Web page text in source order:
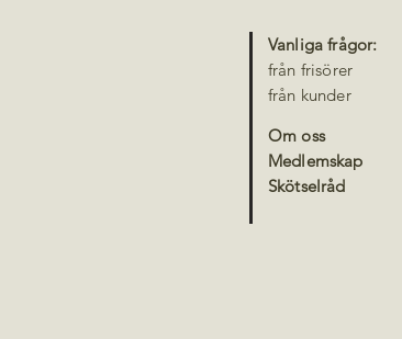
Vanliga frågor:
från frisörer
från kunder
Om oss
Medlemskap
Skötselråd